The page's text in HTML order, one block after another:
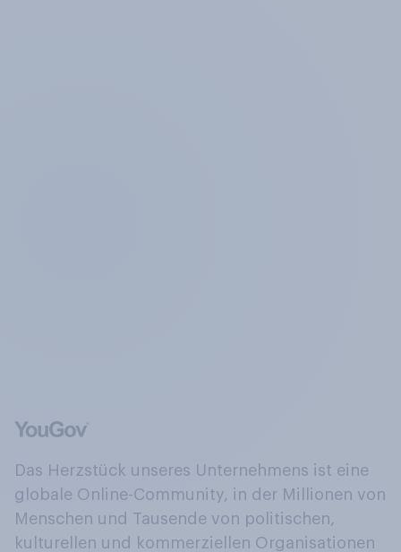
Das Herzstück unseres Unternehmens ist eine
globale Online-Community, in der Millionen von
Menschen und Tausende von politischen,
kulturellen und kommerziellen Organisationen